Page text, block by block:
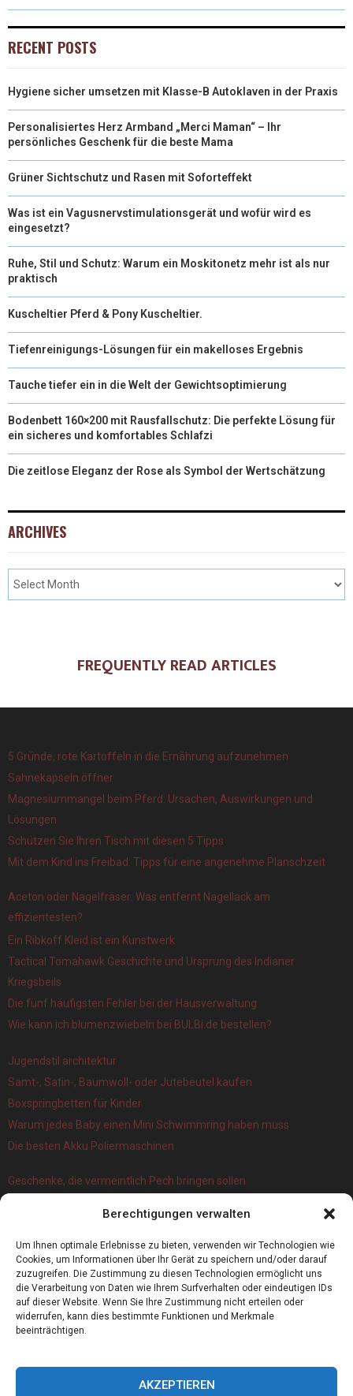
Berechtigungen verwalten
Um Ihnen optimale Erlebnisse zu bieten, verwenden wir Technologien wie
Cookies, um Informationen über Ihr Gerät zu speichern und/oder darauf
zuzugreifen. Die Zustimmung zu diesen Technologien ermöglicht uns
die Verarbeitung von Daten wie Ihrem Surfverhalten oder eindeutigen IDs
auf dieser Website. Wenn Sie Ihre Zustimmung nicht erteilen oder
widerrufen, kann dies bestimmte Funktionen und Merkmale
beeinträchtigen.
AKZEPTIEREN
W
T
E
)
E
O
K
T
E
S
K
I
N
I
RECENT POSTS
Hygiene sicher umsetzen mit Klasse-B Autoklaven in der Praxis
Personalisiertes Herz Armband „Merci Maman“ – Ihr
persönliches Geschenk für die beste Mama
Grüner Sichtschutz und Rasen mit Soforteffekt
Was ist ein Vagusnervstimulationsgerät und wofür wird es
eingesetzt?
Ruhe, Stil und Schutz: Warum ein Moskitonetz mehr ist als nur
praktisch
Kuscheltier Pferd & Pony Kuscheltier.
Tiefenreinigungs-Lösungen für ein makelloses Ergebnis
Tauche tiefer ein in die Welt der Gewichtsoptimierung
Bodenbett 160×200 mit Rausfallschutz: Die perfekte Lösung für
ein sicheres und komfortables Schlafzi
Die zeitlose Eleganz der Rose als Symbol der Wertschätzung
ARCHIVES
FREQUENTLY READ ARTICLES
5 Gründe, rote Kartoffeln in die Ernährung aufzunehmen
Sahnekapseln öffner
Magnesiummangel beim Pferd: Ursachen, Auswirkungen und
Lösungen
Schützen Sie Ihren Tisch mit diesen 5 Tipps
Mit dem Kind ins Freibad: Tipps für eine angenehme Planschzeit
Aceton oder Nagelfräser: Was entfernt Nagellack am
effizientesten?
Ein Ribkoff Kleid ist ein Kunstwerk
Tactical Tomahawk Geschichte und Ursprung des Indianer
Kriegsbeils
Die fünf häufigsten Fehler bei der Hausverwaltung
Wie kann ich blumenzwiebeln bei BULBi.de bestellen?
Jugendstil architektur
Samt-, Satin-, Baumwoll- oder Jutebeutel kaufen
Boxspringbetten für Kinder
Warum jedes Baby einen Mini Schwimmring haben muss
Die besten Akku Poliermaschinen
Geschenke, die vermeintlich Pech bringen sollen
Die 5 Wichtigsten Vorteile Eines Infrarot Dörrautomat
Alles, was Sie über Kork wissen müssen